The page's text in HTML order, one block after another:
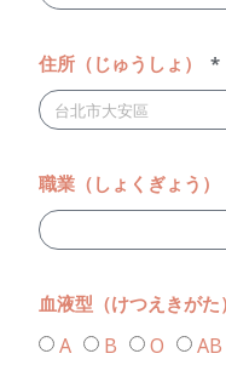
住所（じゅうしょ）
職業（しょくぎょう）
血液型（けつえきがた
A B O AB